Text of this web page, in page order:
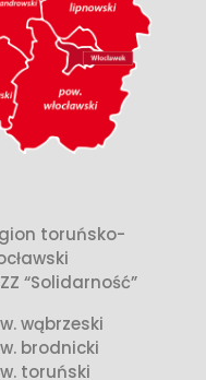
toruńsko-
“Solidarność”
wąbrzeski
brodnicki
toruński